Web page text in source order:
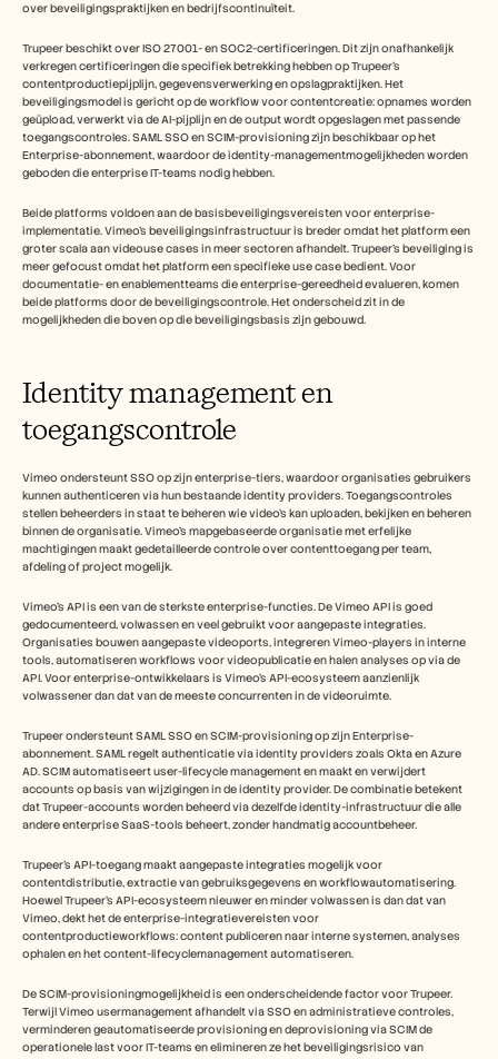
over beveiligingspraktijken en bedrijfscontinuïteit.
Trupeer beschikt over ISO 27001- en SOC2-certificeringen. Dit zijn onafhankelijk
verkregen certificeringen die specifiek betrekking hebben op Trupeer's
contentproductiepijplijn, gegevensverwerking en opslagpraktijken. Het
beveiligingsmodel is gericht op de workflow voor contentcreatie: opnames worden
geüpload, verwerkt via de AI-pijplijn en de output wordt opgeslagen met passende
toegangscontroles. SAML SSO en SCIM-provisioning zijn beschikbaar op het
Enterprise-abonnement, waardoor de identity-managementmogelijkheden worden
geboden die enterprise IT-teams nodig hebben.
Beide platforms voldoen aan de basisbeveiligingsvereisten voor enterprise-
implementatie. Vimeo's beveiligingsinfrastructuur is breder omdat het platform een
groter scala aan videouse cases in meer sectoren afhandelt. Trupeer's beveiliging is
meer gefocust omdat het platform een specifieke use case bedient. Voor
documentatie- en enablementteams die enterprise-gereedheid evalueren, komen
beide platforms door de beveiligingscontrole. Het onderscheid zit in de
mogelijkheden die boven op die beveiligingsbasis zijn gebouwd.
Identity management en
toegangscontrole
Vimeo ondersteunt SSO op zijn enterprise-tiers, waardoor organisaties gebruikers
kunnen authenticeren via hun bestaande identity providers. Toegangscontroles
stellen beheerders in staat te beheren wie video's kan uploaden, bekijken en beheren
binnen de organisatie. Vimeo's mapgebaseerde organisatie met erfelijke
machtigingen maakt gedetailleerde controle over contenttoegang per team,
afdeling of project mogelijk.
Vimeo's API is een van de sterkste enterprise-functies. De Vimeo API is goed
gedocumenteerd, volwassen en veel gebruikt voor aangepaste integraties.
Organisaties bouwen aangepaste videoports, integreren Vimeo-players in interne
tools, automatiseren workflows voor videopublicatie en halen analyses op via de
API. Voor enterprise-ontwikkelaars is Vimeo's API-ecosysteem aanzienlijk
volwassener dan dat van de meeste concurrenten in de videoruimte.
Trupeer ondersteunt SAML SSO en SCIM-provisioning op zijn Enterprise-
abonnement. SAML regelt authenticatie via identity providers zoals Okta en Azure
AD. SCIM automatiseert user-lifecycle management en maakt en verwijdert
accounts op basis van wijzigingen in de identity provider. De combinatie betekent
dat Trupeer-accounts worden beheerd via dezelfde identity-infrastructuur die alle
andere enterprise SaaS-tools beheert, zonder handmatig accountbeheer.
Trupeer's API-toegang maakt aangepaste integraties mogelijk voor
contentdistributie, extractie van gebruiksgegevens en workflowautomatisering.
Hoewel Trupeer's API-ecosysteem nieuwer en minder volwassen is dan dat van
Vimeo, dekt het de enterprise-integratievereisten voor
contentproductieworkflows: content publiceren naar interne systemen, analyses
ophalen en het content-lifecyclemanagement automatiseren.
De SCIM-provisioningmogelijkheid is een onderscheidende factor voor Trupeer.
Terwijl Vimeo usermanagement afhandelt via SSO en administratieve controles,
verminderen geautomatiseerde provisioning en deprovisioning via SCIM de
operationele last voor IT-teams en elimineren ze het beveiligingsrisico van